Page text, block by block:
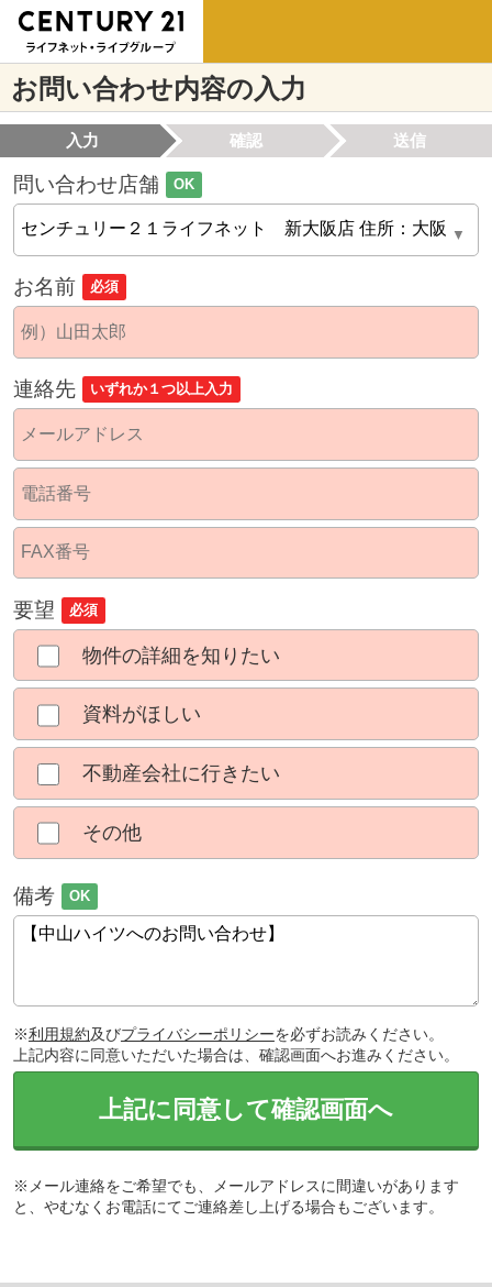
お問い合わせ内容の入力
入力 確認 送信
問い合わせ店舗 OK
お名前 必須
連絡先 いずれか１つ以上入力
要望 必須
物件の詳細を知りたい
資料がほしい
不動産会社に行きたい
その他
備考 OK
※利用規約及びプライバシーポリシーを必ずお読みください。
上記内容に同意いただいた場合は、確認画面へお進みください。
上記に同意して確認画面へ
※メール連絡をご希望でも、メールアドレスに間違いがあります
と、やむなくお電話にてご連絡差し上げる場合もございます。